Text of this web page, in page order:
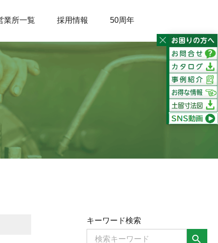
業所一覧 採用情報 50周年
キーワード検索
search